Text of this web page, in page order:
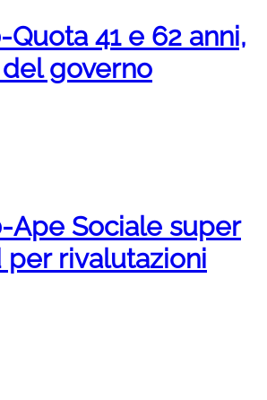
41 e 62 anni,
del governo
Ape Sociale super
per rivalutazioni